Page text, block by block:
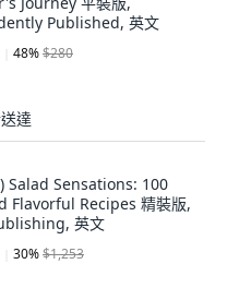
Published, 英文
48%$280
達
Salad Sensations: 100
Flavorful Recipes 精裝版,
英文
30%$1,253